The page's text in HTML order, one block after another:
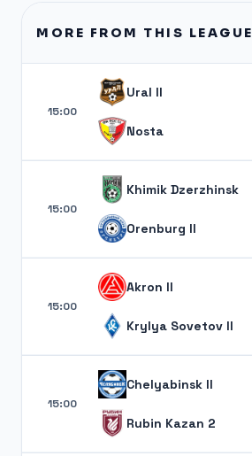
MORE FROM THIS LEAGUE
15:00
Ural II
Nosta
15:00
Khimik Dzerzhinsk
Orenburg II
15:00
Akron II
Krylya Sovetov II
15:00
Chelyabinsk II
Rubin Kazan 2